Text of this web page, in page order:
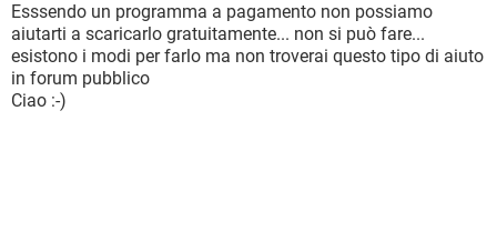
Esssendo un programma a pagamento non possiamo
aiutarti a scaricarlo gratuitamente... non si può fare...
esistono i modi per farlo ma non troverai questo tipo di aiuto
in forum pubblico
Ciao :-)